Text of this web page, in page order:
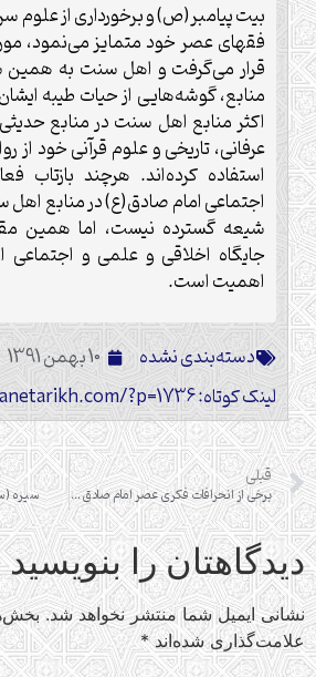
بیت پیامبر(ص) و برخورداری از علوم
فقهای عصر خود متمایز می‌نمود،
قرار می‌گرفت و اهل سنت به همین
منابع، گوشه‌هایی از حیات طیبه
اکثر منابع اهل سنت در منابع
عرفانی، تاریخی و علوم قرآنی خود از
استفاده کرده‌اند. هرچند بازتاب
اجتماعی امام صادق(ع) در منابع اهل
شیعه گسترده نیست، اما همین
جایگاه اخلاقی و علمی و اجتماعی
اهمیت است.
دسته‌بندی نشده
10 بهمن 1391
لینک کوتاه: https://sokhanetarikh.com/?p=1736
قبلی
برخی از انحرافات فکری عصر امام صادق (ع) و موضع آن حضرت سیره
دیدگاهتان را بنویسید
نشانی ایمیل شما منتشر نخواهد شد.
علامت‌گذاری شده‌اند*